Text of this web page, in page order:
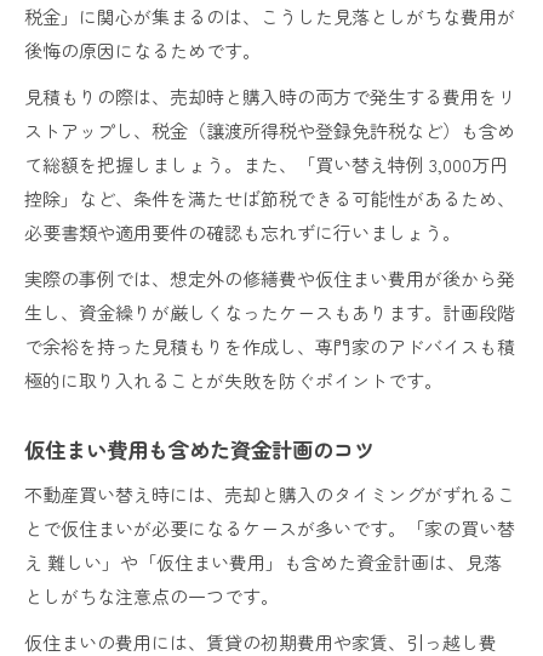
税金」に関心が集まるのは、こうした見落としがちな費用が
後悔の原因になるためです。
見積もりの際は、売却時と購入時の両方で発生する費用をリ
ストアップし、税金（譲渡所得税や登録免許税など）も含め
て総額を把握しましょう。また、「買い替え特例 3,000万円
控除」など、条件を満たせば節税できる可能性があるため、
必要書類や適用要件の確認も忘れずに行いましょう。
実際の事例では、想定外の修繕費や仮住まい費用が後から発
生し、資金繰りが厳しくなったケースもあります。計画段階
で余裕を持った見積もりを作成し、専門家のアドバイスも積
極的に取り入れることが失敗を防ぐポイントです。
仮住まい費用も含めた資金計画のコツ
不動産買い替え時には、売却と購入のタイミングがずれるこ
とで仮住まいが必要になるケースが多いです。「家の買い替
え 難しい」や「仮住まい費用」も含めた資金計画は、見落
としがちな注意点の一つです。
仮住まいの費用には、賃貸の初期費用や家賃、引っ越し費